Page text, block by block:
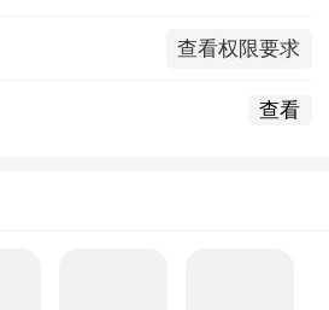
查看权限要求
查看